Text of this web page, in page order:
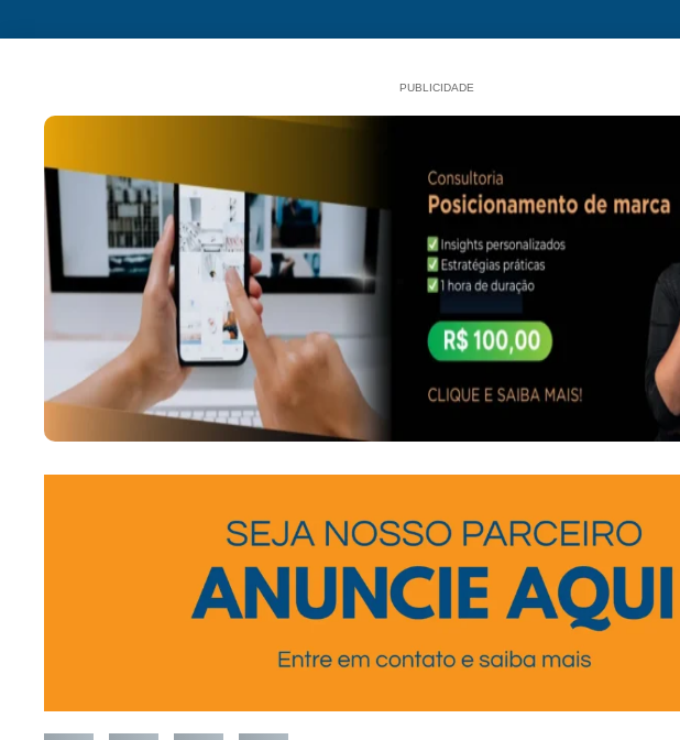
PUBLICIDADE